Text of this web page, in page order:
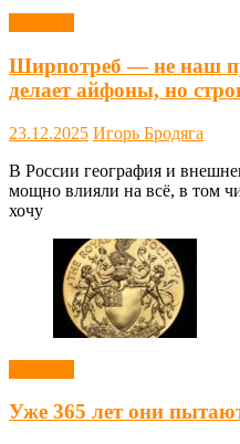
Ширпотреб — не наш
делает айфоны, но
23.12.2025 Игорь Бродяга
В России география и
мощно влияли на всё, в том
хочу
Уже 365 лет они